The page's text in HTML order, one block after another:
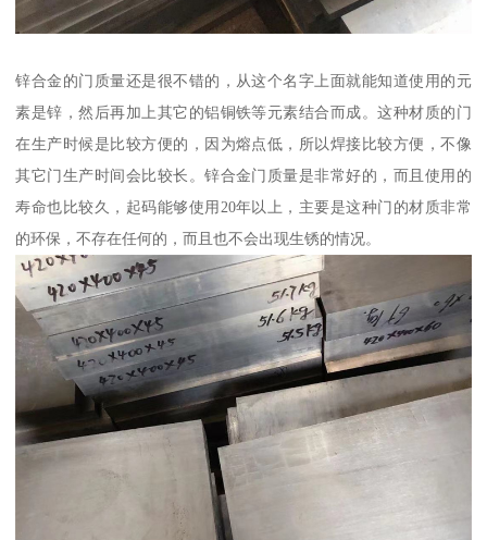
锌合金的门质量还是很不错的，从这个名字上面就能知道使用的元
素是锌，然后再加上其它的铝铜铁等元素结合而成。这种材质的门
在生产时候是比较方便的，因为熔点低，所以焊接比较方便，不像
其它门生产时间会比较长。锌合金门质量是非常好的，而且使用的
寿命也比较久，起码能够使用20年以上，主要是这种门的材质非常
的环保，不存在任何的，而且也不会出现生锈的情况。